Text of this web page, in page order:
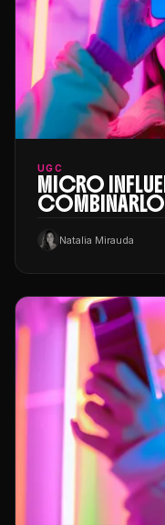
UGC
MICRO
Natalia Mirauda